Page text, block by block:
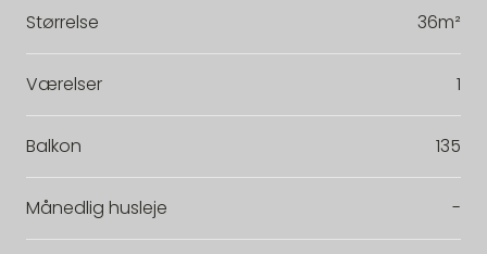
Størrelse 36m²
Værelser 1
Balkon 135
Månedlig husleje -